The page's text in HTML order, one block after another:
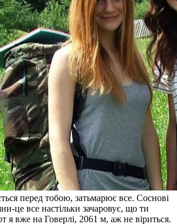
перед тобою, затьмарює все. Соснові
це все настільки зачаровує, що ти
я вже на Говерлі, 2061 м, аж не віриться.